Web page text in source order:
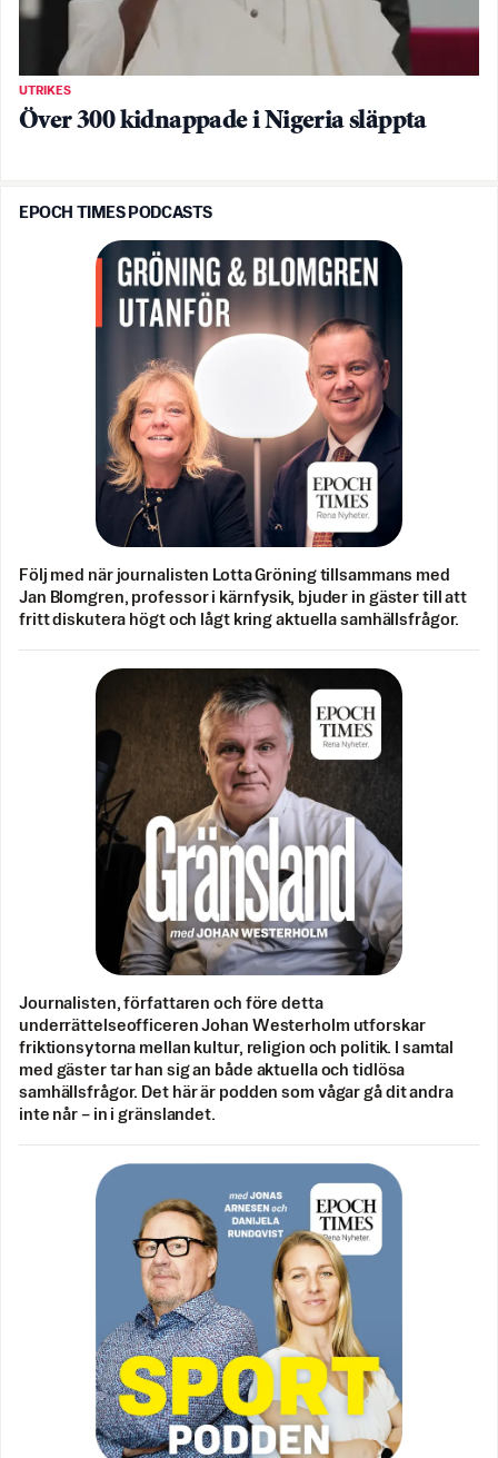
UTRIKES
Över 300 kidnappade i Nigeria släppta
EPOCH TIMES PODCASTS
Följ med när journalisten Lotta Gröning tillsammans med
Jan Blomgren, professor i kärnfysik, bjuder in gäster till att
fritt diskutera högt och lågt kring aktuella samhällsfrågor.
Journalisten, författaren och före detta
underrättelseofficeren Johan Westerholm utforskar
friktionsytorna mellan kultur, religion och politik. I samtal
med gäster tar han sig an både aktuella och tidlösa
samhällsfrågor. Det här är podden som vågar gå dit andra
inte når – in i gränslandet.